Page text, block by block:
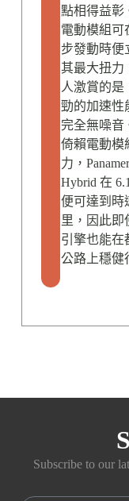
點相得益彰
電動模組可
步發動時便
其最大扭力
人激賞的是
勁的加速性
完全無噪音
倚賴電動模
力，
Hybrid 在
便可達到時
里，因此即
引擎也能在
公路上穩健
Subscribe to our